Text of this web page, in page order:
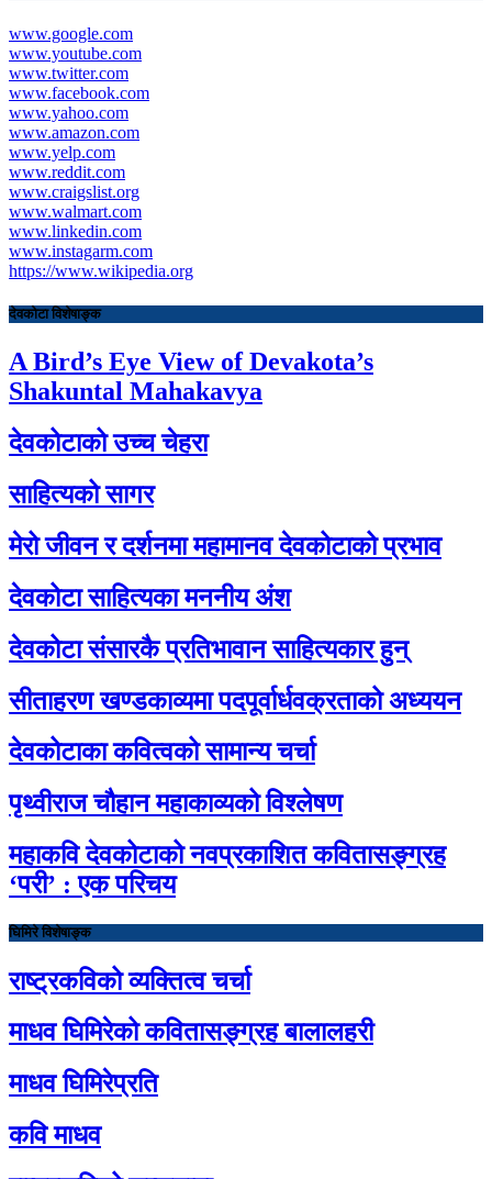
www.google.com
www.youtube.com
www.twitter.com
www.facebook.com
www.yahoo.com
www.amazon.com
www.yelp.com
www.reddit.com
www.craigslist.org
www.walmart.com
www.linkedin.com
www.instagarm.com
https://www.wikipedia.org
देवकोटा विशेषाङ्क
A Bird’s Eye View of Devakota’s
Shakuntal Mahakavya
देवकोटाको उच्च चेहरा
साहित्यको सागर
मेरो जीवन र दर्शनमा महामानव देवकोटाको प्रभाव
देवकोटा साहित्यका मननीय अंश
देवकोटा संसारकै प्रतिभावान साहित्यकार हुन्
सीताहरण खण्डकाव्यमा पदपूर्वार्धवक्रताको अध्ययन
देवकोटाका कवित्वको सामान्य चर्चा
पृथ्वीराज चौहान महाकाव्यको विश्लेषण
महाकवि देवकोटाको नवप्रकाशित कवितासङ्ग्रह
‘परी’ : एक परिचय
घिमिरे विशेषाङ्क
राष्ट्रकविको व्यक्तित्व चर्चा
माधव घिमिरेको कवितासङ्ग्रह बालालहरी
माधव घिमिरेप्रति
कवि माधव